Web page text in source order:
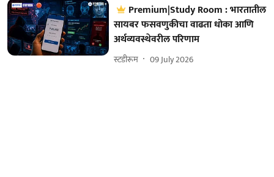
Premium|Study Room : भारतातील
सायबर फसवणुकीचा वाढता धोका आणि
अर्थव्यवस्थेवरील परिणाम
स्टडीरूम 09 July 2026